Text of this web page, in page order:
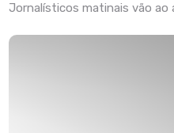
Jornalísticos matinais vão ao